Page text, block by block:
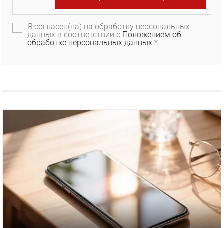
Я согласен(на) на обработку персональных
данных в соответствии с Положением об
обработке персональных данных.*